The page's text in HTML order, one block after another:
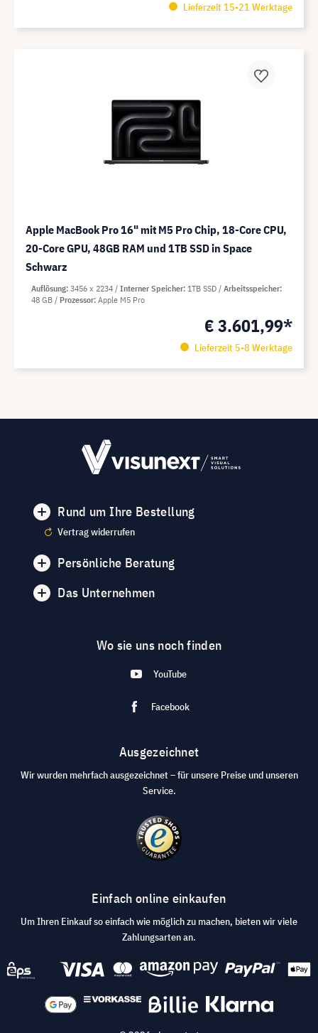
Lieferzeit 15-21 Werktage
Apple MacBook Pro 16" mit M5 Pro Chip, 18-Core CPU,
20-Core GPU, 48GB RAM und 1TB SSD in Space
Schwarz
€ 3.601,99*
Lieferzeit 5-8 Werktage
Auflösung 3456 x 2234 Interner Speicher 1TB SSD
Arbeitsspeicher
48 GB
Prozessor Apple M5 Pro
Rund um Ihre Bestellung
Vertrag widerrufen
Persönliche Beratung
Das Unternehmen
Wo sie uns noch finden
YouTube
Facebook
Ausgezeichnet
Wir wurden mehrfach ausgezeichnet – für unsere Preise und unseren
Service.
Einfach online einkaufen
Um Ihren Einkauf so einfach wie möglich zu machen, bieten wir viele
Zahlungsarten an.